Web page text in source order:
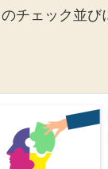
チェック並び